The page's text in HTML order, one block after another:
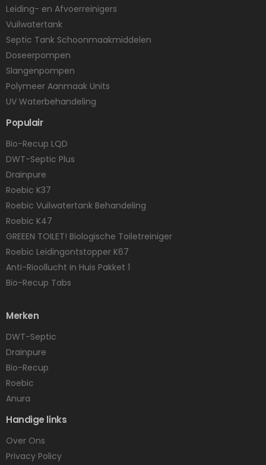
Leiding- en Afvoerreinigers
Vuilwatertank
Septic Tank Schoonmaakmiddelen
Doseerpompen
Slangenpompen
Polymeer Aanmaak Units
UV Waterbehandeling
Populair
Bio-Recup LQD
DWT-Septic Plus
Drainpure
Roebic K37
Roebic Vuilwatertank Behandeling
Roebic K47
GREEEN TOILET! Biologische Toiletreiniger
Roebic Leidingontstopper K67
Anti-Rioollucht in Huis Pakket 1
Bio-Recup Tabs
Merken
DWT-Septic
Drainpure
Bio-Recup
Roebic
Anura
Handige links
Over Ons
Privacy Policy